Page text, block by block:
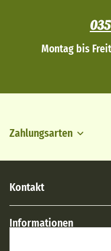
Montag bis
Zahlungsarten
Kontakt
Informationen